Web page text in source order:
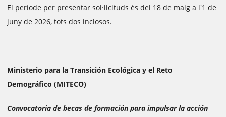
El període per presentar sol·licituds és del 18 de maig a l'1 de
juny de 2026, tots dos inclosos.
Ministerio para la Transición Ecológica y el Reto
Demográfico (MITECO)
Convocatoria de becas de formación para impulsar la acción